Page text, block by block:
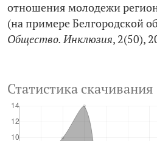
отношения молодежи
(на примере Белгородской
Общество. Инклюзия, 2(50),
Статистика скачивания